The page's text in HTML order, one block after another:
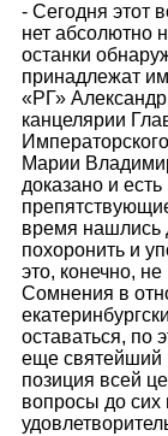
- Сегодня этот
нет абсолютно
останки
принадлежат
«РГ»
канцелярии
Марии
доказано и
время нашлись
похоронить и
это, конечно,
Сомнения в
оставаться, по
еще святейший
позиция всей
вопросы до сих